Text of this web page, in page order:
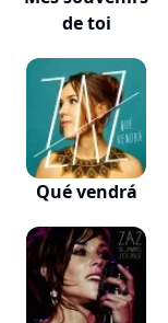
de toi
Qué vendrá